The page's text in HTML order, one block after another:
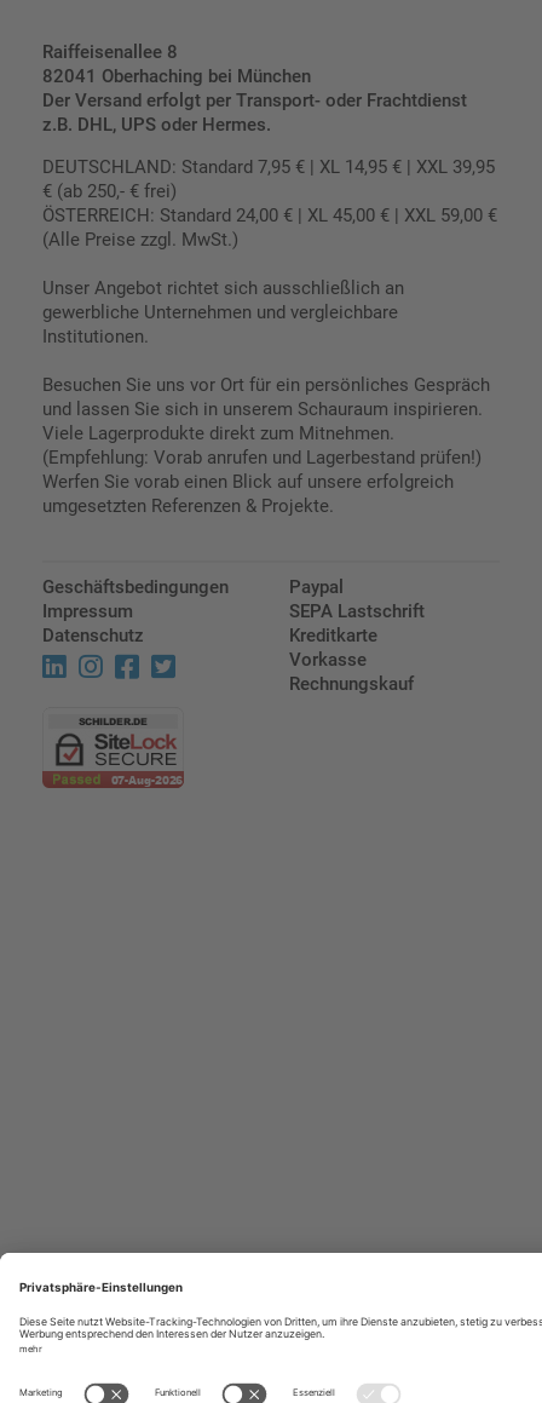
Raiffeisenallee 8
82041 Oberhaching bei München
Der Versand erfolgt per Transport- oder Frachtdienst
z.B. DHL, UPS oder Hermes.
DEUTSCHLAND: Standard 7,95 € | XL 14,95 € | XXL 39,95
€ (ab 250,- € frei)
ÖSTERREICH: Standard 24,00 € | XL 45,00 € | XXL 59,00 €
(Alle Preise zzgl. MwSt.)
Unser Angebot richtet sich ausschließlich an
gewerbliche Unternehmen und vergleichbare
Institutionen.
Besuchen Sie uns vor Ort für ein persönliches Gespräch
und lassen Sie sich in unserem Schauraum inspirieren.
Viele Lagerprodukte direkt zum Mitnehmen.
(Empfehlung: Vorab anrufen und Lagerbestand prüfen!)
Werfen Sie vorab einen Blick auf unsere erfolgreich
umgesetzten Referenzen & Projekte.
Geschäftsbedingungen
Impressum
Datenschutz
Paypal
SEPA Lastschrift
Kreditkarte
Vorkasse
Rechnungskauf